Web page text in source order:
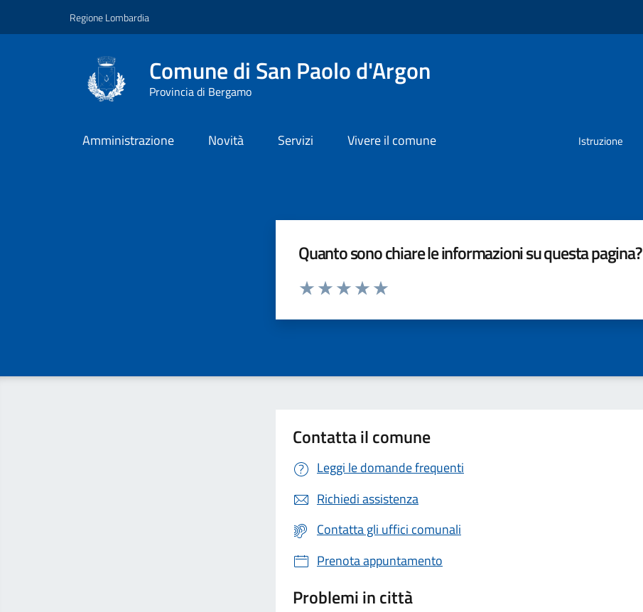
Regione Lombardia
Comune di San Paolo d'Argon
Provincia di Bergamo
Amministrazione Novità Servizi Vivere il comune Istruzione
Quanto sono chiare le informazioni su questa pagina?
Valuta da 1 a 5 stelle la pagina
Contatta il comune
Leggi le domande frequenti
Richiedi assistenza
Contatta gli uffici comunali
Prenota appuntamento
Problemi in città